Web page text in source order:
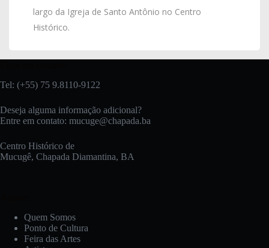
largo da Igreja de Santo Antônio no Centro
Histórico.
Tel: (+55) 75 9.8110-9122
Deseja alguma informação adicional?
Entre em contato: mucuge@chapada.ba
Centro Histórico de
Mucugê, Chapada Diamantina, BA
Quem Somos
Ponto de Cultura
Feira das Artes